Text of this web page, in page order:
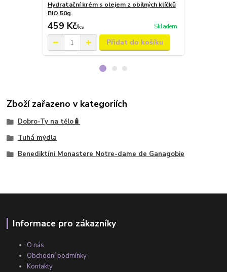
Hydratační krém s olejem z obilných klíčků
BIO 50g
459 Kč/ks Skladem
Přidat do košíku
Zboží zařazeno v kategoriích
Dobro-Ty na tělo🧴
Tuhá mýdla
Benediktíni Monastere Notre-dame de Ganagobie
Informace pro zákazníky
O nás
Obchodní podmínky
Kontakty